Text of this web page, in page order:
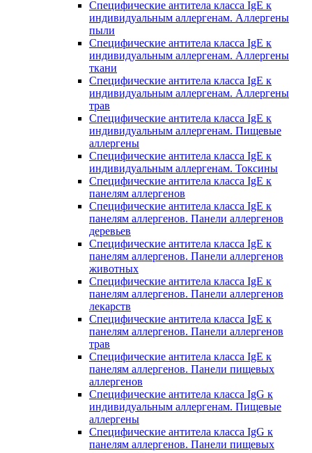
Специфические антитела класса IgE к
индивидуальным аллергенам. Аллергены
пыли
Специфические антитела класса IgE к
индивидуальным аллергенам. Аллергены
ткани
Специфические антитела класса IgE к
индивидуальным аллергенам. Аллергены
трав
Специфические антитела класса IgE к
индивидуальным аллергенам. Пищевые
аллергены
Специфические антитела класса IgE к
индивидуальным аллергенам. Токсины
Специфические антитела класса IgE к
панелям аллергенов
Специфические антитела класса IgE к
панелям аллергенов. Панели аллергенов
деревьев
Специфические антитела класса IgE к
панелям аллергенов. Панели аллергенов
животных
Специфические антитела класса IgE к
панелям аллергенов. Панели аллергенов
лекарств
Специфические антитела класса IgE к
панелям аллергенов. Панели аллергенов
трав
Специфические антитела класса IgE к
панелям аллергенов. Панели пищевых
аллергенов
Специфические антитела класса IgG к
индивидуальным аллергенам. Пищевые
аллергены
Специфические антитела класса IgG к
панелям аллергенов. Панели пищевых